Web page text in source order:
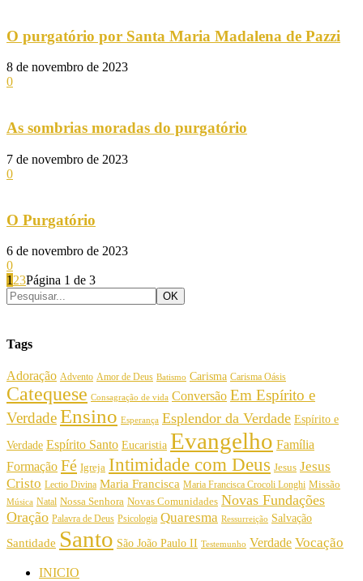
O purgatório por Santa Maria Madalena de Pazzi
8 de novembro de 2023
0
As sombrias moradas do purgatório
7 de novembro de 2023
0
O Purgatório
6 de novembro de 2023
0
1 23Página 1 de 3
Tags
Adoração Advento Amor de Deus Batismo Carisma Carisma Oásis
Catequese Consagração de vida Conversão Em Espírito e
VerdadeEnsino Esperança Esplendor da Verdade Espírito e
Verdade Espírito Santo Eucaristia Evangelho Família
Formação Fé Igreja Intimidade com Deus Jesus Jesus
Cristo Lectio Divina Maria Francisca Maria Francisca Crocoli Longhi Missão
Música Natal Nossa Senhora Novas Comunidades Novas Fundações
Oração Palavra de Deus Psicologia Quaresma Ressurreição Salvação
Santidade Santo São João Paulo II Testemunho Verdade Vocação
INICIO